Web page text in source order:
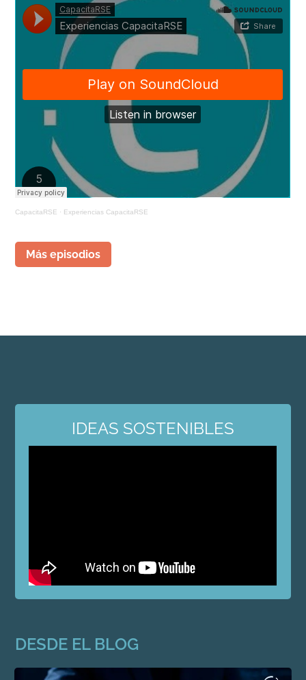
CapacitaRSE · Experiencias CapacitaRSE
Más episodios
IDEAS SOSTENIBLES
DESDE EL BLOG